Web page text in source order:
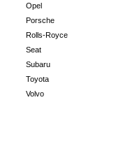
Opel
Porsche
Rolls-Royce
Seat
Subaru
Toyota
Volvo